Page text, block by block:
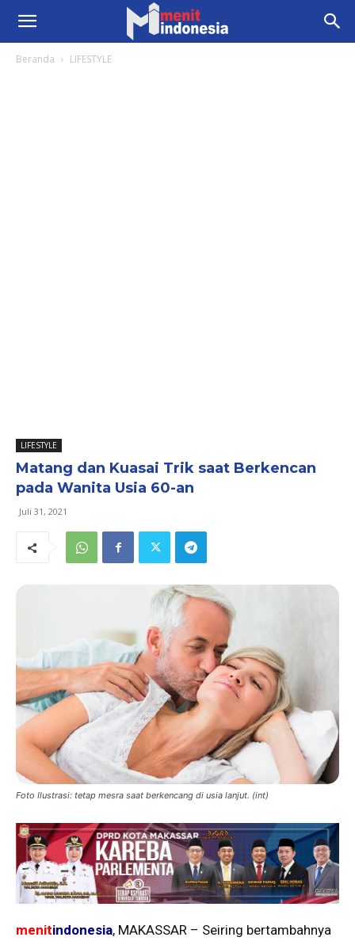
Beranda LIFESTYLE
LIFESTYLE
Matang dan Kuasai Trik saat Berkencan
pada Wanita Usia 60-an
Juli 31, 2021
Foto Ilustrasi: tetap mesra saat berkencang di usia lanjut. (int)
menitindonesia, MAKASSAR – Seiring bertambahnya